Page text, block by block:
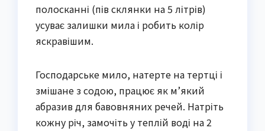
полосканні (пів склянки на 5 літрів)
усуває залишки мила і робить колір
яскравішим.
Господарське мило, натерте на тертці і
змішане з содою, працює як м’який
абразив для бавовняних речей. Натріть
кожну річ, замочіть у теплій воді на 2